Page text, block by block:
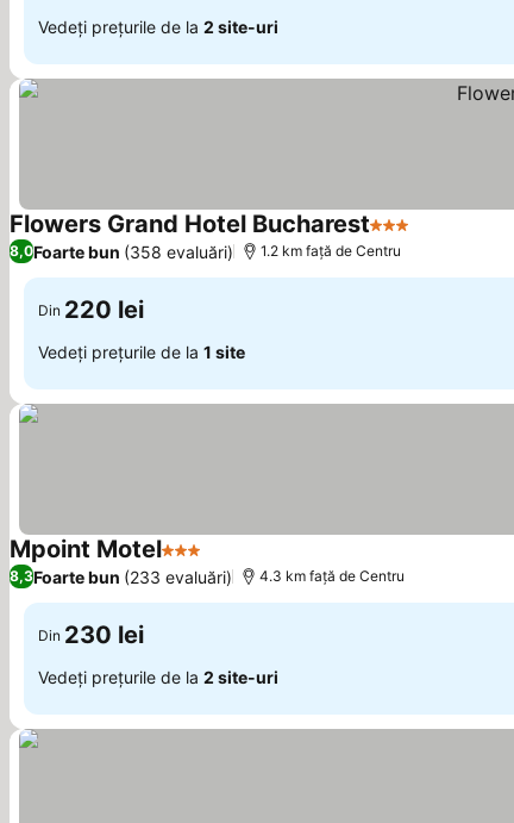
Vedeți prețurile de la 2 site-uri
Flowers Grand Hotel Bucharest3 Stele
8,0Foarte bun (358 evaluări) 1.2 km faţă de Centru
Din 220 lei
Vedeți prețurile de la 1 site
Mpoint Motel3 Stele Vedeți prețurile
8,3Foarte bun (233 evaluări) 4.3 km faţă de Centru
Din 230 lei
Vedeți prețurile de la 2 site-uri